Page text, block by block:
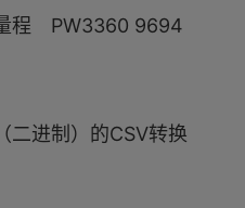
程 PW3360 9694
二进制）的CSV转换